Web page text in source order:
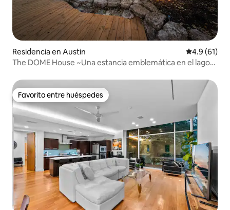
Residencia en Austin Calificación
4.9 (61)
The DOME House ~Una estancia emblemática en el lago
Favorito entre huéspedes
Favorito entre huéspedes